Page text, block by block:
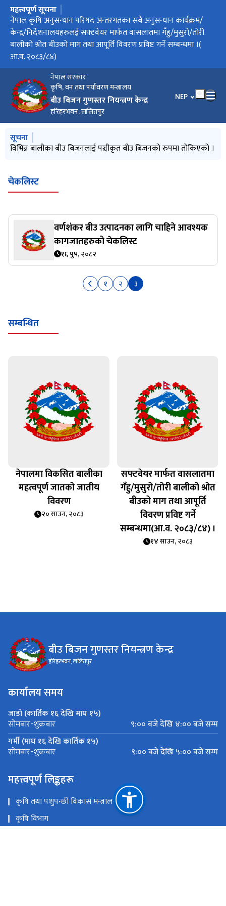
नेपाल सरकार
कृषि, वन तथा पर्यावरण मन्त्रालय
बीउ बिजन गुणस्तर नियन्त्रण केन्द्र
हरिहरभवन, ललितपुर
भाषा चयन गर्नुहोस्
NEP
मुख्य नेभिगेसनमा जानुहोस्
महत्त्वपूर्ण सूचना
सफ्टवेयर मार्फत वासलातमा गँहु/मुसुरो/तोरी बालीको श्रोत बीउको माग
तथा आपूर्ति विवरण प्रविष्ट गर्ने सम्बन्धमा(आ.व. २०८३/८४) ।
नेपाल कृषि अनुसन्धान परिषद अन्तरगतका सबै अनुसन्धान कार्यक्रम/
केन्द्र/निर्देशनालयहरुलई सफ्टवेयर मार्फत वासलातमा गँहु/मुसुरो/तोरी
बालीको श्रोत बीउको माग तथा आपूर्ति विवरण प्रविष्ट गर्ने सम्बन्धमा ।(
आ.व. २०८३/८४)
फलफूलबालीको बीउ बिजन प्रमाणीकरण मापदण्ड, २०८३ को मस्यौदा
उपर राय सुझाव तथा पृष्ठपोषण सम्बन्धी सूचना
फलफूल बालीको बीउ बिजन प्रमणीकरण मापदण्ड,२०८३ को मस्यौदा
धान बालीको प्रजनन्, मूल तथा प्रमाणित बीउको वासलात तोकिएको र
मौज्दात विवरण
वासलात तयारीका लागि माग तथा आपूर्ति विवरण प्रविष्ट गर्ने म्याद थप
गरिएको सूचना
सफ्टवेयर मार्फत बासलातमा धान बालीको श्रोत बीउको माग तथा आपूर्ति
विवरण प्रविष्ट गर्ने सम्बन्धमा
नार्क अन्तरगतका केन्द्र/निर्देशनालय/कार्यक्रमलाई सफ्टवेयर मार्फत
वासलातमा धान बालीको श्रोत बीउको माग तथा आपूर्ति विवरण प्रविष्ट गर्ने
सम्बन्धमा ।
परीक्षाफल प्रकाशन सम्बन्धी सूचना
मुख्य नेभिगेसनमा जानुहोस्
सूचना
विभिन्न बालीका बीउ बिजनलाई पञ्चीकृत बीउ बिजनको रुपमा तोकिएको ।
चेकलिस्ट
वर्णशंकर बीउ उत्पादनका लागि चाहिने आवश्यक
कागजातहरुको चेकलिस्ट
१६ पुष, २०८२
१ २ ३
सम्बन्धित
नेपालमा विकसित बालीका
महत्वपूर्ण जातको जातीय
विवरण
२० साउन, २०८३
सफ्टवेयर मार्फत वासलातमा
गँहु/मुसुरो/तोरी बालीको श्रोत
बीउको माग तथा आपूर्ति
विवरण प्रविष्ट गर्ने
सम्बन्धमा(आ.व. २०८३/८४) ।
१४ साउन, २०८३
बीउ बिजन गुणस्तर नियन्त्रण केन्द्र
हरिहरभवन, ललितपुर
कार्यालय समय
जाडो (कार्तिक १६ देखि माघ १५)
सोमबार-शुक्रबार
९:०० बजे देखि ४:०० बजे सम्म
गर्मी (माघ १६ देखि कार्तिक १५)
सोमबार-शुक्रबार ९:०० बजे देखि ५:०० बजे सम्म
महत्त्वपूर्ण लिङ्कहरू
कृषि तथा पशुपन्छी विकास मन्त्रालय
कृषि विभाग